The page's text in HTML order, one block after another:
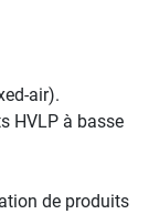
air).
HVLP à basse
de produits